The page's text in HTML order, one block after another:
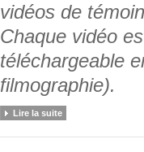
vidéos de
Chaque vidéo
téléchargeable
filmographie).
Lire la suite